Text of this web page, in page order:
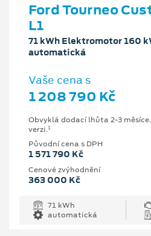
Ford Tourneo
L1
71 kWh Elektromotor 160
automatická
Vaše cena s
1 208 790 Kč
Obvyklá dodací lhůta 2-3
verzi.1
Původní cena s DPH
1 571 790 Kč
Cenové zvýhodnění
363 000 Kč
71 kWh
automatická